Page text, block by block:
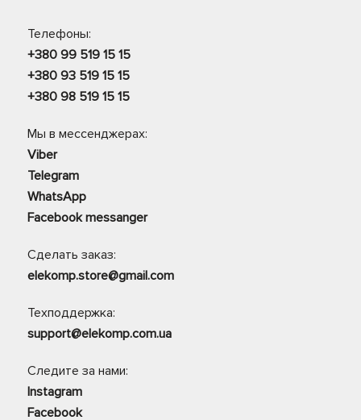
Телефоны:
+380 99 519 15 15
+380 93 519 15 15
+380 98 519 15 15
Мы в мессенджерах:
Viber
Telegram
WhatsApp
Facebook messanger
Сделать заказ:
elekomp.store@gmail.com
Техподдержка:
support@elekomp.com.ua
Следите за нами:
Instagram
Facebook